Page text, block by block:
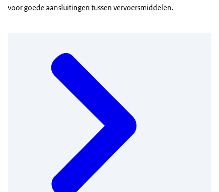
voor goede aansluitingen tussen vervoersmiddelen.